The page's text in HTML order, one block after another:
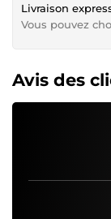
Livraison
Vous pouvez
Avis des